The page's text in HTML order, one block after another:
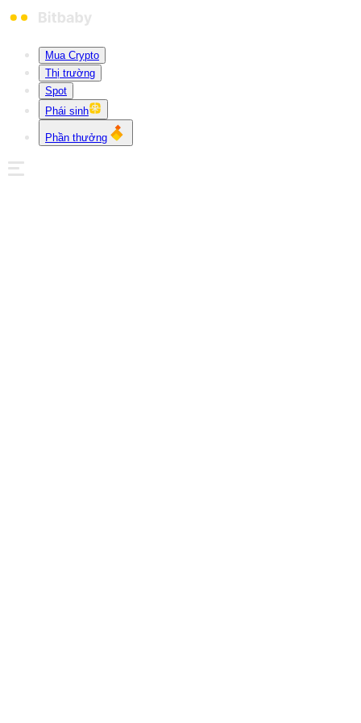
Mua Crypto
Thị trường
Spot
Phái sinh
Phần thưởng